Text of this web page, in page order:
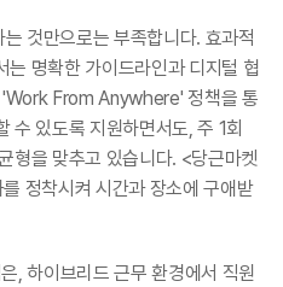
것만으로는 부족합니다. 효과적
는 명확한 가이드라인과 디지털 협
From Anywhere' 정책을 통
수 있도록 지원하면서도, 주 1회
형을 맞추고 있습니다. <당근마켓
정착시켜 시간과 장소에 구애받
, 하이브리드 근무 환경에서 직원